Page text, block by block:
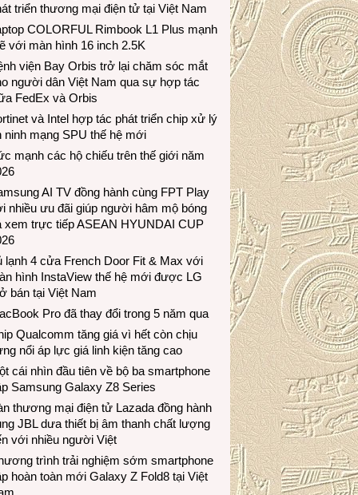
triển thương mại điện tử tại Việt Nam
COLORFUL Rimbook L1 Plus mạnh
với màn hình 16 inch 2.5K
viện Bay Orbis trở lại chăm sóc mắt
người dân Việt Nam qua sự hợp tác
FedEx và Orbis
và Intel hợp tác phát triển chip xử lý
ninh mạng SPU thế hệ mới
mạnh các hộ chiếu trên thế giới năm
AI TV đồng hành cùng FPT Play
nhiều ưu đãi giúp người hâm mộ bóng
xem trực tiếp ASEAN HYUNDAI CUP
lạnh 4 cửa French Door Fit & Max với
hình InstaView thế hệ mới được LG
bán tại Việt Nam
Pro đã thay đổi trong 5 năm qua
Qualcomm tăng giá vì hết còn chịu
nổi áp lực giá linh kiện tăng cao
cái nhìn đầu tiên về bộ ba smartphone
Samsung Galaxy Z8 Series
thương mại điện tử Lazada đồng hành
JBL dưa thiết bị âm thanh chất lượng
với nhiều người Việt
trình trải nghiệm sớm smartphone
hoàn toàn mới Galaxy Z Fold8 tại Việt